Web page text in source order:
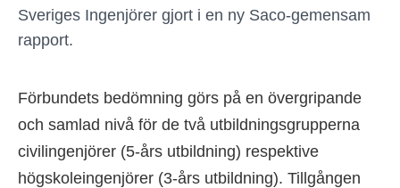
Sveriges Ingenjörer gjort i en ny Saco-gemensam
rapport.
Förbundets bedömning görs på en övergripande
och samlad nivå för de två utbildningsgrupperna
civilingenjörer (5-års utbildning) respektive
högskoleingenjörer (3-års utbildning). Tillgången